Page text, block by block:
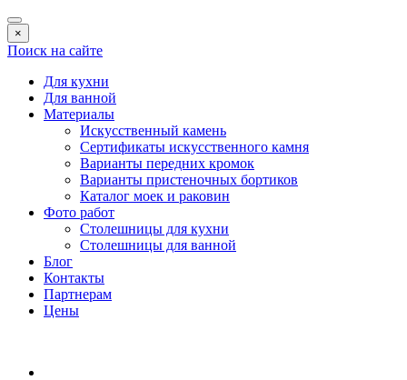
×
Поиск на сайте
Для кухни
Для ванной
Материалы
Искусственный камень
Сертификаты искусственного камня
Варианты передних кромок
Варианты пристеночных бортиков
Каталог моек и раковин
Фото работ
Столешницы для кухни
Столешницы для ванной
Блог
Контакты
Партнерам
Цены